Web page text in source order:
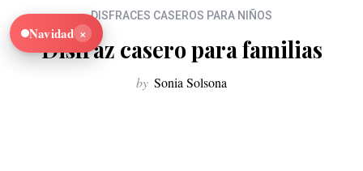
DISFRACES CASEROS PARA NIÑOS
Disfraz casero para familias
by Sonia Solsona
Navidad ×